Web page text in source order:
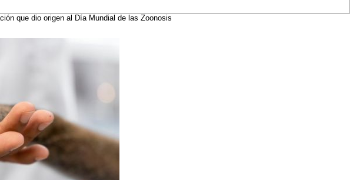
que dio origen al Día Mundial de las Zoonosis